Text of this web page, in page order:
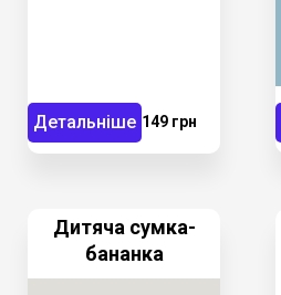
Детальніше 149 грн
Дитяча сумка-
бананка